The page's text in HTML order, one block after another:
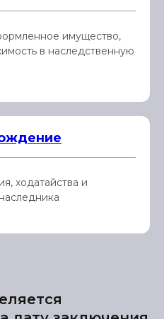
имущество,
в наследственную
ходатайства и